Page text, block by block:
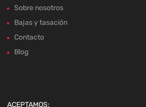
Sobre nosotros
Bajas y tasación
Contacto
Blog
ACEPTAMOS: